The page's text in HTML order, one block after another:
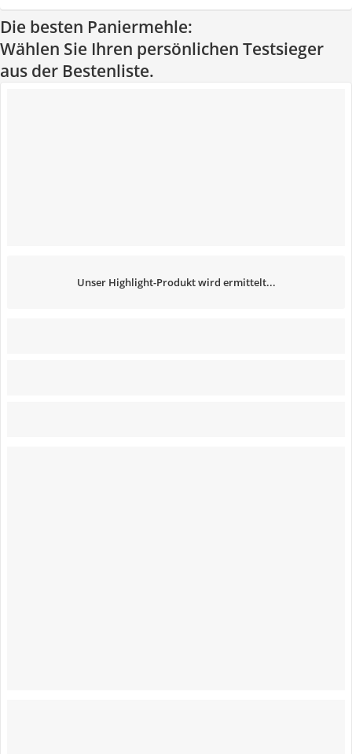
Die besten Paniermehle:
Wählen Sie Ihren persönlichen Testsieger
aus der Bestenliste.
Unser Highlight-Produkt wird ermittelt...